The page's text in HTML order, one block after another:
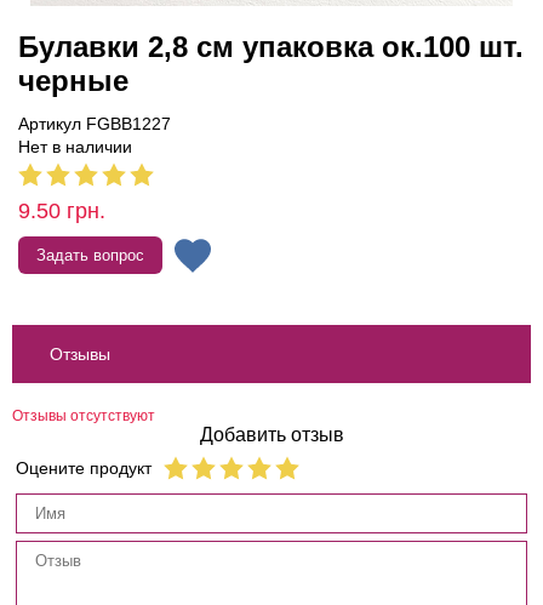
Булавки 2,8 см упаковка ок.100 шт.
черные
Артикул FGBB1227
Нет в наличии
9.50 грн.
Задать вопрос
Отзывы
Отзывы отсутствуют
Добавить отзыв
Оцените продукт